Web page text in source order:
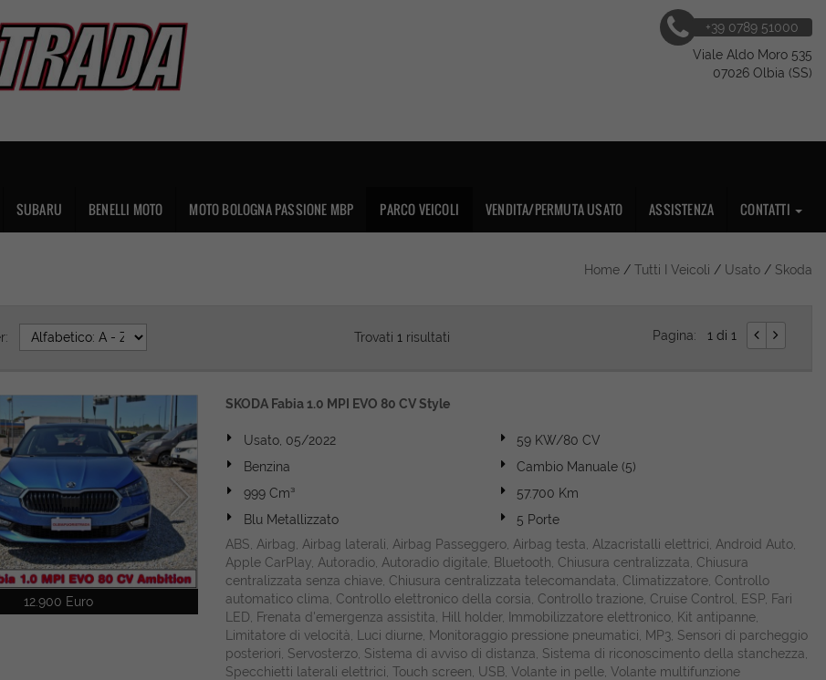
+39 0789 51000
Viale Aldo Moro 535
07026 Olbia (SS)
SUBARU BENELLI MOTO MOTO BOLOGNA PASSIONE MBP PARCO VEICOLI VENDITA/PERMUTA USATO ASSISTENZA CONTATTI
Home / Tutti I Veicoli / Usato / Skoda
Trovati 1 risultati Pagina: 1 di 1
12.900 Euro
SKODA Fabia 1.0 MPI EVO 80 CV Style
Usato, 05/2022
59 KW/80 CV
Benzina
Cambio Manuale (5)
999 Cm³
57.700 Km
Blu Metallizzato
5 Porte
ABS, Airbag, Airbag laterali, Airbag Passeggero, Airbag testa, Alzacristalli elettrici, Android Auto,
Apple CarPlay, Autoradio, Autoradio digitale, Bluetooth, Chiusura centralizzata, Chiusura
centralizzata senza chiave, Chiusura centralizzata telecomandata, Climatizzatore, Controllo
automatico clima, Controllo elettronico della corsia, Controllo trazione, Cruise Control, ESP, Fari
LED, Frenata d'emergenza assistita, Hill holder, Immobilizzatore elettronico, Kit antipanne,
Limitatore di velocità, Luci diurne, Monitoraggio pressione pneumatici, MP3, Sensori di parcheggio
posteriori, Servosterzo, Sistema di avviso di distanza, Sistema di riconoscimento della stanchezza,
Specchietti laterali elettrici, Touch screen, USB, Volante in pelle, Volante multifunzione